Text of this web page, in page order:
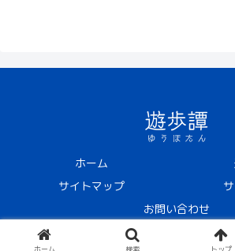
ホーム
サイトマップ
お問い合わせ
© 2024 遊歩譚 -ゆうほた